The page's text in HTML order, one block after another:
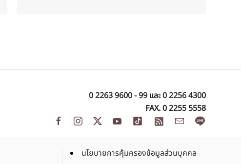
0 2263 9600 - 99 และ0 2256 4300
FAX. 0 2255 5558
นโยบายการคุ้มครองข้อมูลส่วนบุคคล